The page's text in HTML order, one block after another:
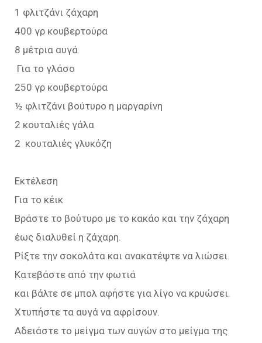
1 φλιτζάνι ζάχαρη
400 γρ κουβερτούρα
8 μέτρια αυγά
Για το γλάσο
250 γρ κουβερτούρα
½ φλιτζάνι βούτυρο η μαργαρίνη
2 κουταλιές γάλα
2 κουταλιές γλυκόζη
Εκτέλεση
Για το κέικ
Βράστε το βούτυρο με το κακάο και την ζάχαρη
έως διαλυθεί η ζάχαρη.
Ρίξτε την σοκολάτα και ανακατέψτε να λιώσει.
Κατεβάστε από την φωτιά
και βάλτε σε μπολ αφήστε για λίγο να κρυώσει.
Χτυπήστε τα αυγά να αφρίσουν.
Αδειάστε το μείγμα των αυγών στο μείγμα της